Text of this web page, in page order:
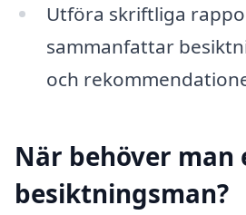
Utföra skriftliga
sammanfattar
och
När behöver man
besiktningsman?